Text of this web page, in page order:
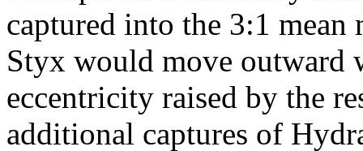
captured into the 3:1 mean
Styx would move outward
eccentricity raised by the
additional captures of